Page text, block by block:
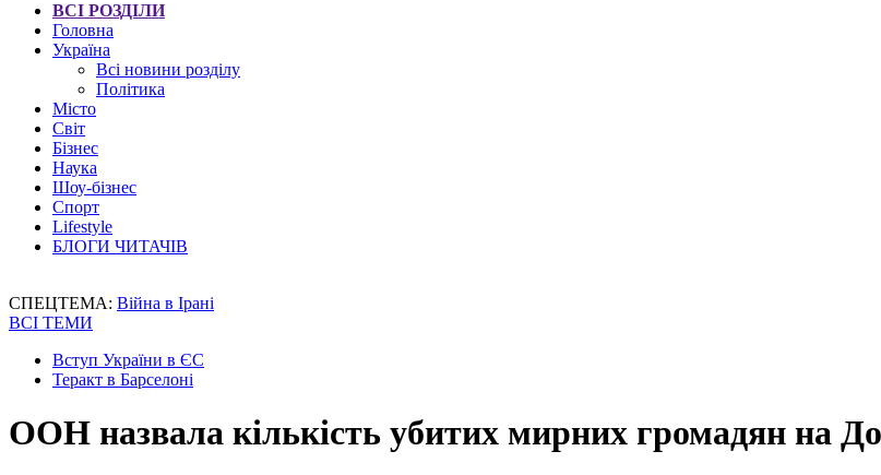
ВСІ РОЗДІЛИ
Головна
Україна
Всі новини розділу
Політика
Місто
Світ
Бізнес
Наука
Шоу-бізнес
Спорт
Lifestyle
БЛОГИ ЧИТАЧІВ
СПЕЦТЕМА: Війна в Ірані
ВСІ ТЕМИ
Вступ України в ЄС
Теракт в Барселоні
ООН назвала кількість убитих мирних громадян на